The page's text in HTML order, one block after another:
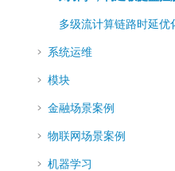
多级流计算链路时延优
系统运维
模块
金融场景案例
物联网场景案例
机器学习